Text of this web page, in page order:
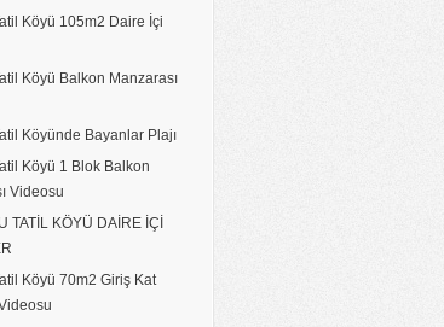
Köyü 105m2 Daire İçi
Köyü Balkon Manzarası
Köyünde Bayanlar Plajı
Köyü 1 Blok Balkon
Videosu
TATİL KÖYÜ DAİRE İÇİ
Köyü 70m2 Giriş Kat